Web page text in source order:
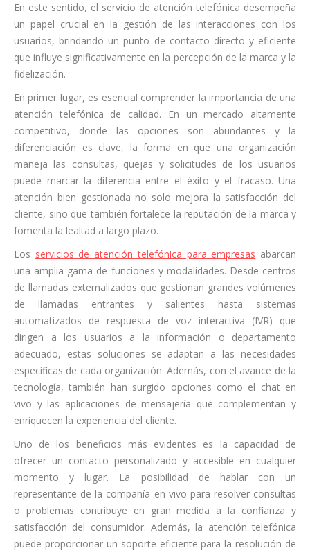
En este sentido, el servicio de atención telefónica desempeña
un papel crucial en la gestión de las interacciones con los
usuarios, brindando un punto de contacto directo y eficiente
que influye significativamente en la percepción de la marca y la
fidelización.
En primer lugar, es esencial comprender la importancia de una
atención telefónica de calidad. En un mercado altamente
competitivo, donde las opciones son abundantes y la
diferenciación es clave, la forma en que una organización
maneja las consultas, quejas y solicitudes de los usuarios
puede marcar la diferencia entre el éxito y el fracaso. Una
atención bien gestionada no solo mejora la satisfacción del
cliente, sino que también fortalece la reputación de la marca y
fomenta la lealtad a largo plazo.
Los servicios de atención telefónica para empresas abarcan
una amplia gama de funciones y modalidades. Desde centros
de llamadas externalizados que gestionan grandes volúmenes
de llamadas entrantes y salientes hasta sistemas
automatizados de respuesta de voz interactiva (IVR) que
dirigen a los usuarios a la información o departamento
adecuado, estas soluciones se adaptan a las necesidades
específicas de cada organización. Además, con el avance de la
tecnología, también han surgido opciones como el chat en
vivo y las aplicaciones de mensajería que complementan y
enriquecen la experiencia del cliente.
Uno de los beneficios más evidentes es la capacidad de
ofrecer un contacto personalizado y accesible en cualquier
momento y lugar. La posibilidad de hablar con un
representante de la compañía en vivo para resolver consultas
o problemas contribuye en gran medida a la confianza y
satisfacción del consumidor. Además, la atención telefónica
puede proporcionar un soporte eficiente para la resolución de